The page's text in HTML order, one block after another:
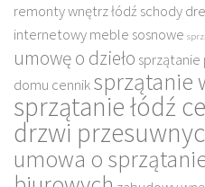
remonty wnętrz łódź schody
internetowy meble sosnowe
umowę o dzieło
domu cenniksprzątanie
sprzątanie łódź
drzwi
umowa o